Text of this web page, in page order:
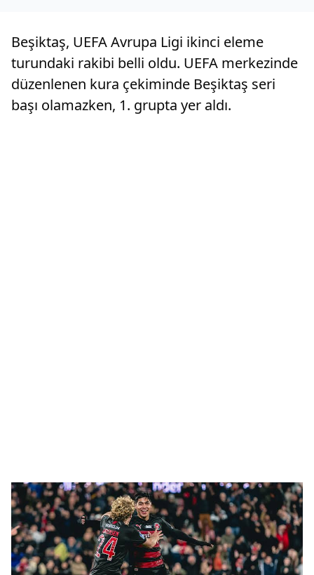
Beşiktaş, UEFA Avrupa Ligi ikinci eleme
turundaki rakibi belli oldu. UEFA merkezinde
düzenlenen kura çekiminde Beşiktaş seri
başı olamazken, 1. grupta yer aldı.